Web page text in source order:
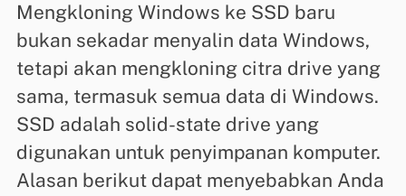
Mengkloning Windows ke SSD baru
bukan sekadar menyalin data Windows,
tetapi akan mengkloning citra drive yang
sama, termasuk semua data di Windows.
SSD adalah solid-state drive yang
digunakan untuk penyimpanan komputer.
Alasan berikut dapat menyebabkan Anda